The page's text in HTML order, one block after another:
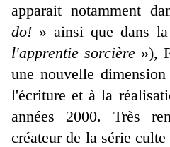
apparait notamment
do! » ainsi que dans
l'apprentie sorcière »),
une nouvelle
l'écriture et à la
années 2000. Très
créateur de la série culte